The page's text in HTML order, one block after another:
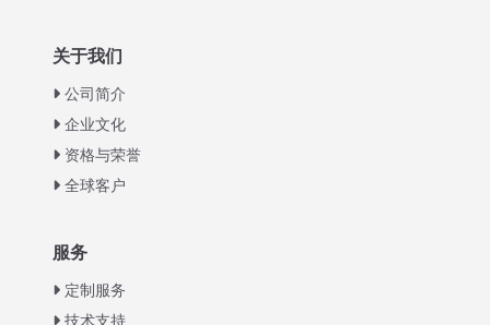
关于我们
公司简介
企业文化
资格与荣誉
全球客户
服务
定制服务
技术支持